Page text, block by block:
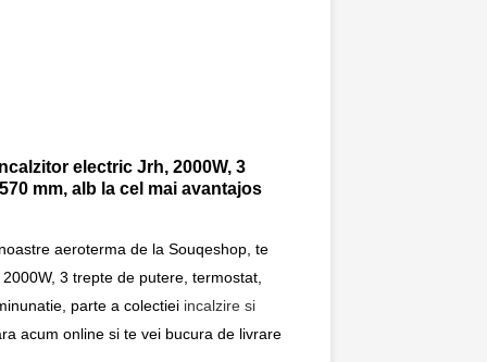
electric Jrh, 2000W, 3
mm, alb la cel mai avantajos
aeroterma de la Souqeshop, te
3 trepte de putere, termostat,
parte a colectiei incalzire si
acum online si te vei bucura de livrare